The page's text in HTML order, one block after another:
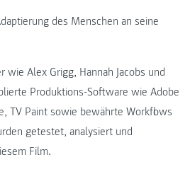
des Menschen an seine
Alex Grigg, Hannah Jacobs und
Produktions-Software wie Adobe
TV Paint sowie bewährte Workflows
getestet, analysiert und
Film.